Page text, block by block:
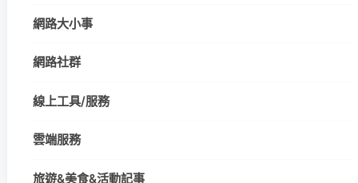
網路大小事
網路社群
線上工具/服務
雲端服務
旅遊&美食&活動記事